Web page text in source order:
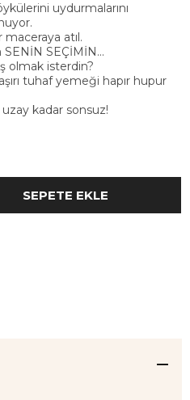
uydurmalarını
maceraya atıl.
SEÇİMİN...
olmak isterdin?
tuhaf yemeği hapır hupur
uzay kadar sonsuz!